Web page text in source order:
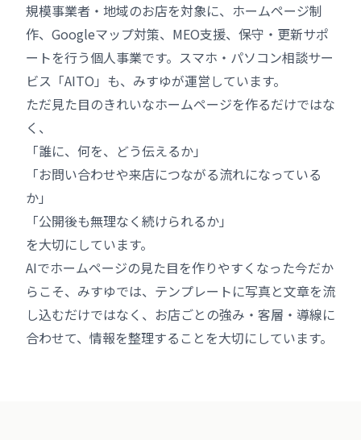
規模事業者・地域のお店を対象に、ホームページ制
作、Googleマップ対策、MEO支援、保守・更新サポ
ートを行う個人事業です。スマホ・パソコン相談サー
ビス「AITO」も、みすゆが運営しています。
ただ見た目のきれいなホームページを作るだけではな
く、
「誰に、何を、どう伝えるか」
「お問い合わせや来店につながる流れになっている
か」
「公開後も無理なく続けられるか」
を大切にしています。
AIでホームページの見た目を作りやすくなった今だか
らこそ、みすゆでは、テンプレートに写真と文章を流
し込むだけではなく、お店ごとの強み・客層・導線に
合わせて、情報を整理することを大切にしています。